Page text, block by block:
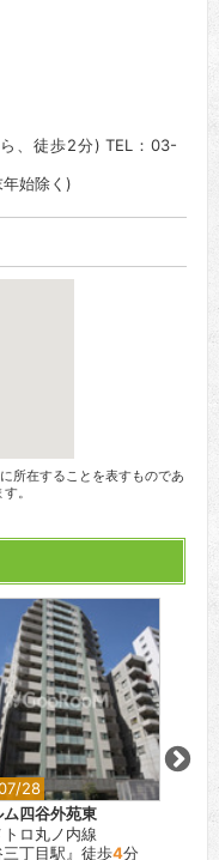
、徒歩2分) TEL：03-
始除く)
所在することを表すものであ
。
28
ム四谷外苑東
ロ丸ノ内線
三丁目駅』徒歩4分
更新